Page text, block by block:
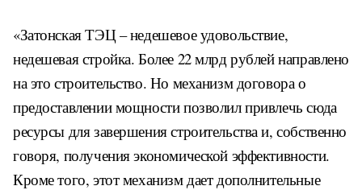
«Затонская ТЭЦ – недешевое удовольствие,
недешевая стройка. Более 22 млрд рублей направлено
на это строительство. Но механизм договора о
предоставлении мощности позволил привлечь сюда
ресурсы для завершения строительства и, собственно
говоря, получения экономической эффективности.
Кроме того, этот механизм дает дополнительные